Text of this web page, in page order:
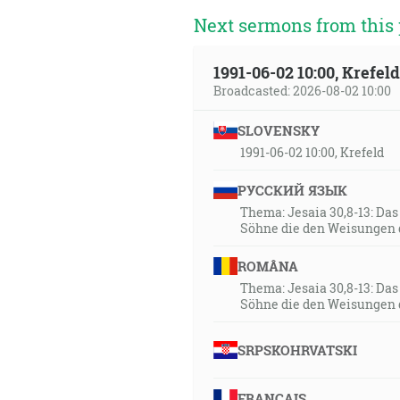
Ale ten, kto sa chváli, nech sa
hľadiac ta na Veľvodcu
hanbou a posadil sa po
Lebo Písmo hovorí: Nikto, kto
A Hospodin riekol
ho uvidí, bude žiť. [4M 21:8]
Ježiš Kristus ten istý včera i
Next sermons from this
1991-06-02 10:00,
Broadcasted: 2026-08-02 10:00
SLOVENSKY
1991-06-02 10:00, Krefeld
РУССКИЙ ЯЗЫК
Thema: Jesaia 30,8-13:
Söhne die den
ROMÂNA
Thema: Jesaia 30,8-13:
Söhne die den
SRPSKOHRVATSKI